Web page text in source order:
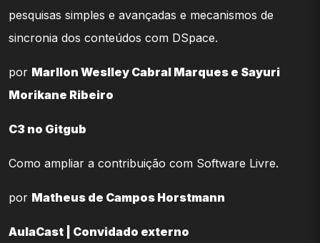
pesquisas simples e avançadas e mecanismos de
sincronia dos conteúdos com DSpace.
por Marllon Weslley Cabral Marques e Sayuri
Morikane Ribeiro
C3 no Gitgub
Como ampliar a contribuição com Software Livre.
por Matheus de Campos Horstmann
AulaCast | Convidado externo